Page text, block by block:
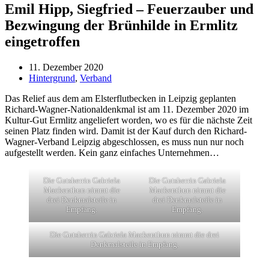
Emil Hipp, Siegfried – Feuerzauber und
Bezwingung der Brünhilde in Ermlitz
eingetroffen
11. Dezember 2020
Hintergrund, Verband
Das Relief aus dem am Elsterflutbecken in Leipzig geplanten
Richard-Wagner-Nationaldenkmal ist am 11. Dezember 2020 im
Kultur-Gut Ermlitz angeliefert worden, wo es für die nächste Zeit
seinen Platz finden wird. Damit ist der Kauf durch den Richard-
Wagner-Verband Leipzig abgeschlossen, es muss nun nur noch
aufgestellt werden. Kein ganz einfaches Unternehmen…
Die Gutsherrin Gabriela
Mackenthun nimmt die
drei Denkmalsteile in
Empfang.
Die Gutsherrin Gabriela
Mackenthun nimmt die
drei Denkmalsteile in
Empfang.
Die Gutsherrin Gabriela Mackenthun nimmt die drei
Denkmalsteile in Empfang.